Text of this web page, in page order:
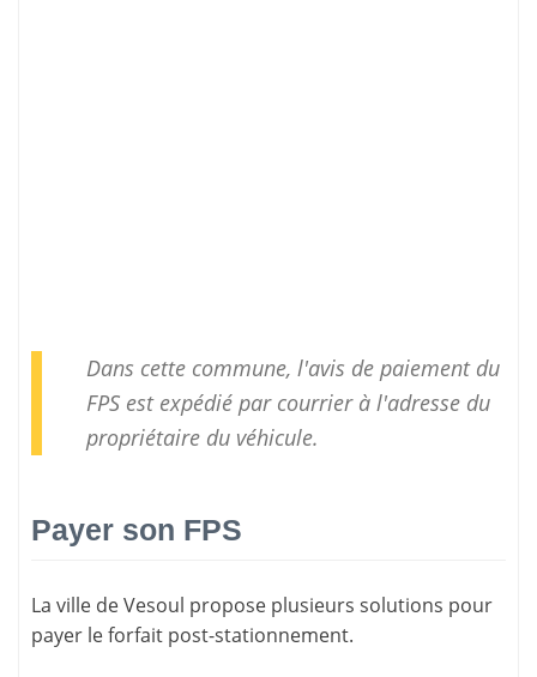
Dans cette commune, l'avis de paiement du
FPS est expédié par courrier à l'adresse du
propriétaire du véhicule.
Payer son FPS
La ville de Vesoul propose plusieurs solutions pour
payer le forfait post-stationnement.